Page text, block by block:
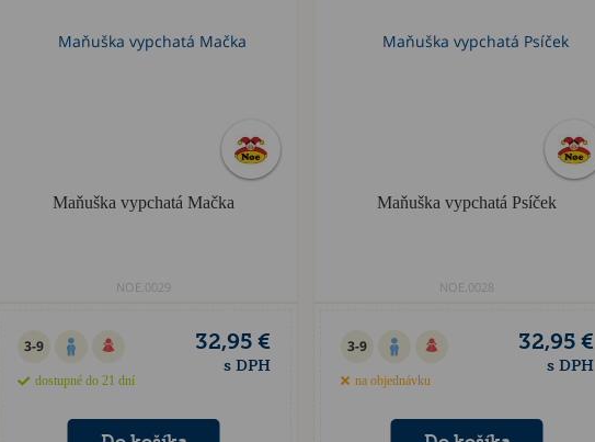
Maňuška vypchatá Mačka
NOE.0029
3-9
dostupné do 21 dní
32,95 €
s DPH
Maňuška vypchatá Psíček
NOE.0028
3-9
na objednávku
32,95 €
s DPH